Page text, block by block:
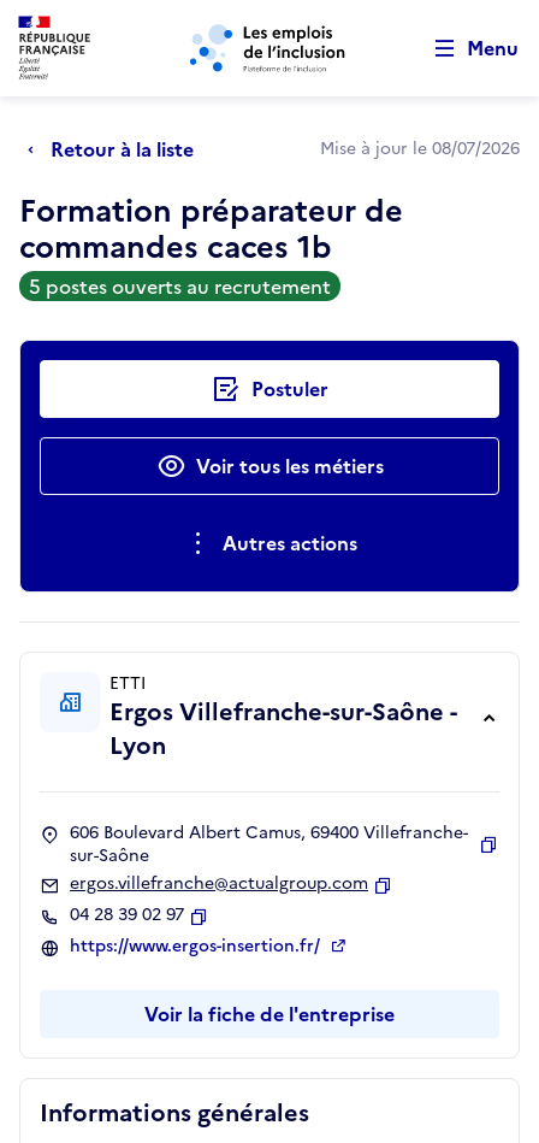
Aller au menu principal Aller au contenu principal
Menu
Retour à la liste Mise à jour le 08/07/2026
Formation préparateur de
commandes caces 1b
5 postes ouverts au recrutement
Actions rapides Postuler
Voir tous les métiers
Autres actions
Informations générales
ETTI
Ergos Villefranche-sur-Saône -
Lyon
606 Boulevard Albert Camus, 69400 Villefranche-
sur-Saône
ergos.villefranche@actualgroup.com
04 28 39 02 97
Copier
https://www.ergos-insertion.fr/
Voir la fiche de l'entreprise
Retour au début de la page
Panneau de gestion des cookies